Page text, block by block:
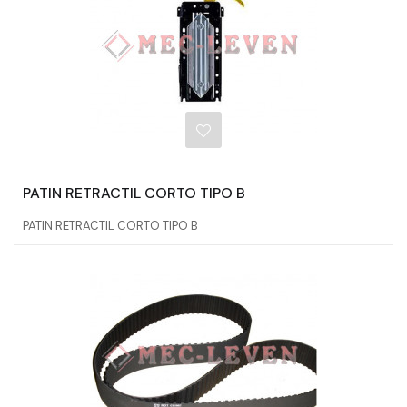
PATIN RETRACTIL CORTO TIPO B
PATIN RETRACTIL CORTO TIPO B